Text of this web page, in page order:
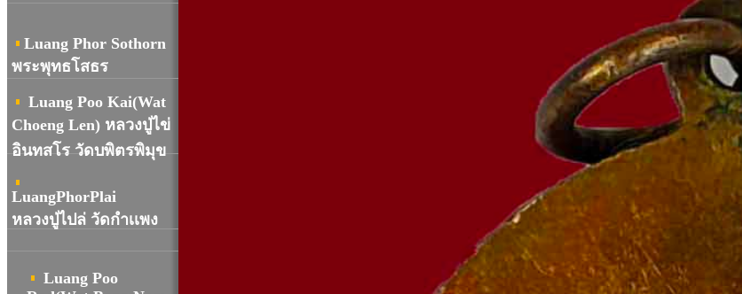
Luang Phor Sothorn
พระพุทธโสธร
Luang Poo Kai(Wat
Choeng Len) หลวงปู่ไข่
อินทสโร วัดบพิตรพิมุข
LuangPhorPlai
หลวงปู่ไปล่ วัดกำเเพง
Luang Poo